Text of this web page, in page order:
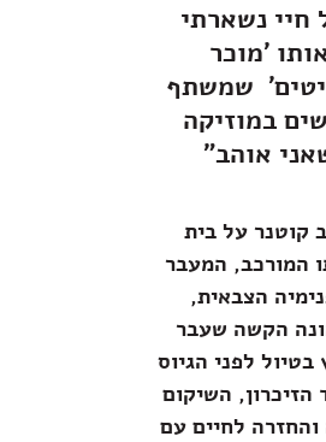
חיי נשארתי
'מוכר
שמשתף
במוזיקה
אוהב"
קוטנר על בית
המורכב, המעבר
הצבאית,
הקשה שעבר
בטיול לפני הגיוס
הזיכרון, השיקום
לחיים עם